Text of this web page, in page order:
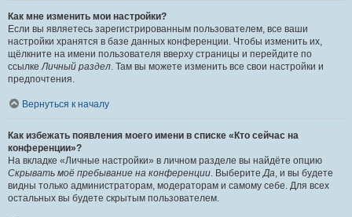
Как мне изменить мои настройки?
Если вы являетесь зарегистрированным пользователем, все ваши
настройки хранятся в базе данных конференции. Чтобы изменить их,
щёлкните на имени пользователя вверху страницы и перейдите по
ссылкеЛичный раздел. Там вы можете изменить все свои настройки и
предпочтения.
Вернуться к началу
Как избежать появления моего имени в списке «Кто сейчас на
конференции»?
На вкладке «Личные настройки» в личном разделе вы найдёте опцию
Скрывать моё пребывание на конференции. ВыберитеДа, и вы будете
видны только администраторам, модераторам и самому себе. Для всех
остальных вы будете скрытым пользователем.